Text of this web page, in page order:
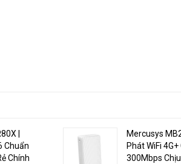
|
Chuẩn
Chính
Mercusys
Phát WiFi 4G+
300Mbps